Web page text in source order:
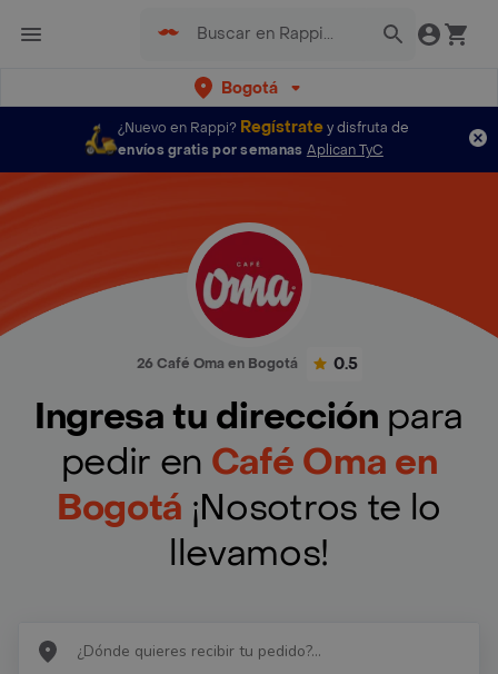
Bogotá
¿Nuevo en Rappi? Regístratey disfruta de
envíos gratis por semanas Aplican TyC
26 Café Oma en Bogotá 0.5
Ingresa tu dirección para
pedir en Café Oma en
Bogotá ¡Nosotros te lo
llevamos!